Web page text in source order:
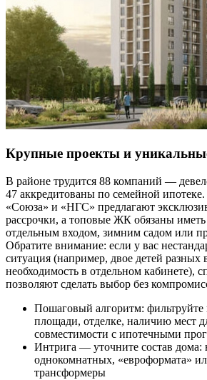
Крупные проекты и
В районе трудится 88 компаний —
47 аккредитованы по семейной
«Союза» и «НГС» предлагают
рассрочки, а топовые ЖК обязаны
отдельным входом, зимним садом или
Обратите внимание: если у вас
ситуация (например, двое детей разных
необходимость в отдельном кабинете),
позволяют сделать выбор без
Пошаговый алгоритм:
площади, отделке, наличию мест
совместимости с ипотечными
Интрига — уточните состав дома:
однокомнатных, «евроформата»
трансформеры